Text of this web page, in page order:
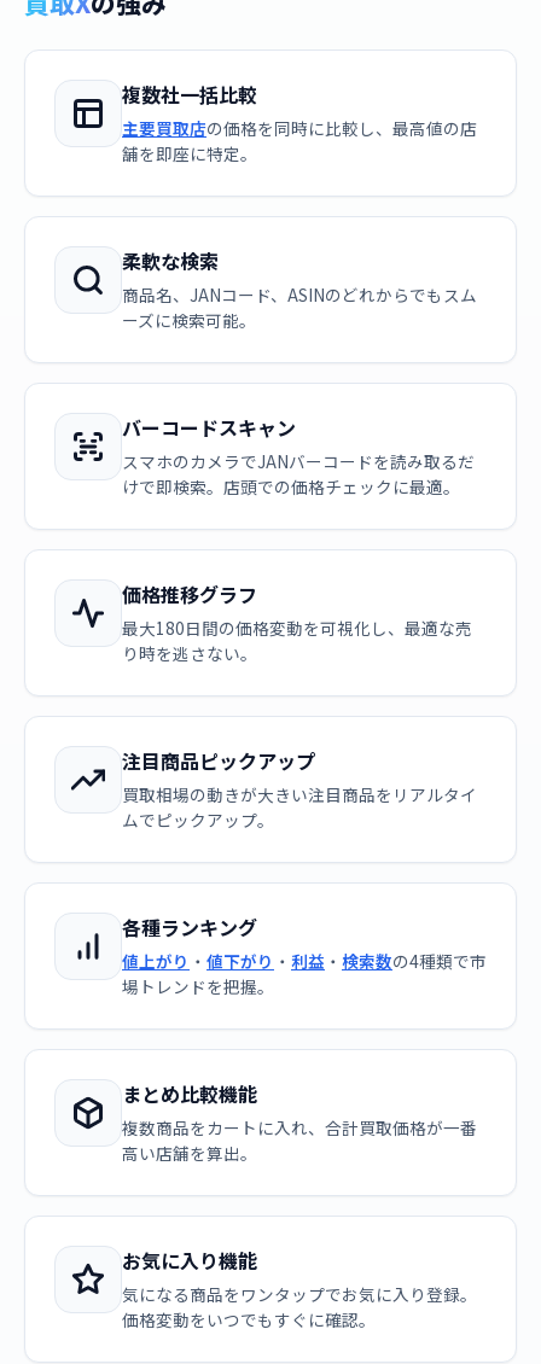
複数社一括比較
主要買取店の価格を同時に比較し、最高値の店
舗を即座に特定。
柔軟な検索
商品名、JANコード、ASINのどれからでもスム
ーズに検索可能。
バーコードスキャン
スマホのカメラでJANバーコードを読み取るだ
けで即検索。店頭での価格チェックに最適。
価格推移グラフ
最大180日間の価格変動を可視化し、最適な売
り時を逃さない。
注目商品ピックアップ
買取相場の動きが大きい注目商品をリアルタイ
ムでピックアップ。
各種ランキング
値上がり ・ 値下がり ・ 利益 ・ 検索数の4種類で市
場トレンドを把握。
まとめ比較機能
複数商品をカートに入れ、合計買取価格が一番
高い店舗を算出。
お気に入り機能
気になる商品をワンタップでお気に入り登録。
価格変動をいつでもすぐに確認。